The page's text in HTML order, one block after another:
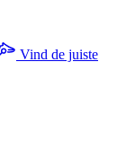
Vind de juiste